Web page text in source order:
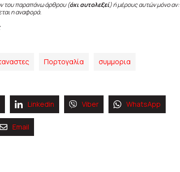
του παραπάνω άρθρου (όχι αυτολεξεί) ή μέρους αυτών μόνο αν:
η αναφορά.
Πορτογαλία συμμορια
Linkedin Viber WhatsApp
Email